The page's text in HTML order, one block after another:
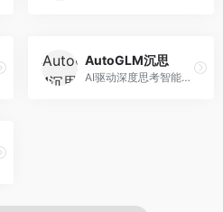
AutoGLM沉思
AI驱动深度思考智能体，专注于复杂推理任务。面向高级用户，提供深度分析、逻辑推理、决策支持等服务，推理能力强。